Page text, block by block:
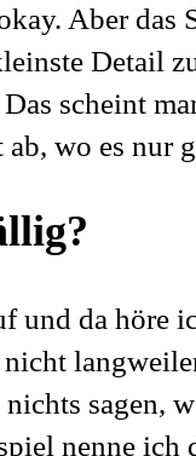
Aber das
Detail
scheint
wo es nur
und da höre
sagen,
nenne ich